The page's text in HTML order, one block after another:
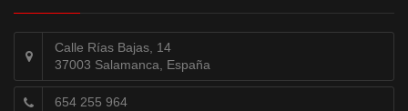
Calle Rías Bajas, 14
37003 Salamanca, España
654 255 964